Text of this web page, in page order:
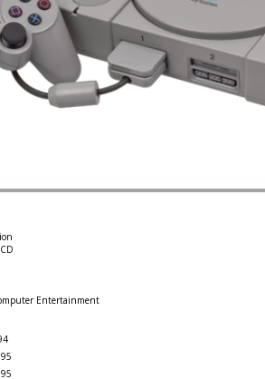
Entertainment